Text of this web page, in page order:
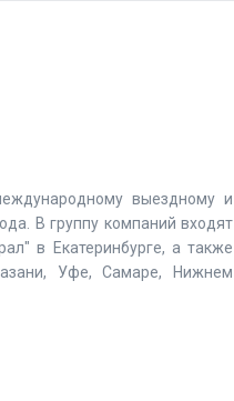
выездному и
В группу компаний входят
в Екатеринбурге, а также
Уфе, Самаре, Нижнем